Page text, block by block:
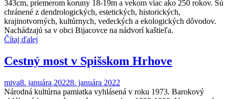
343cm, priemerom koruny 18-19m a vekom viac ako 250 rokov. Sú
chránené z dendrologických, estetických, historických,
krajinotvorných, kultúrnych, vedeckých a ekologických dôvodov.
Nachádzajú sa v obci Bijacovce na nádvorí kaštieľa.
Čítaj ďalej
Cestný most v Spišskom Hrhove
miva8. januára 20228. januára 2022
Národná kultúrna pamiatka vyhlásená v roku 1973. Barokový